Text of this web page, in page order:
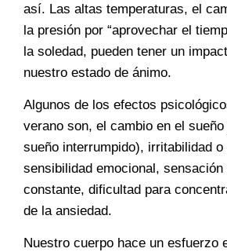
así. Las altas temperaturas, el
la presión por “aprovechar el
la soledad, pueden tener un
nuestro estado de ánimo.
Algunos de los efectos
verano son, el cambio en el
sueño interrumpido), irritabilidad o
sensibilidad emocional, sensación
constante, dificultad para
de la ansiedad.
Nuestro cuerpo hace un esfuerzo